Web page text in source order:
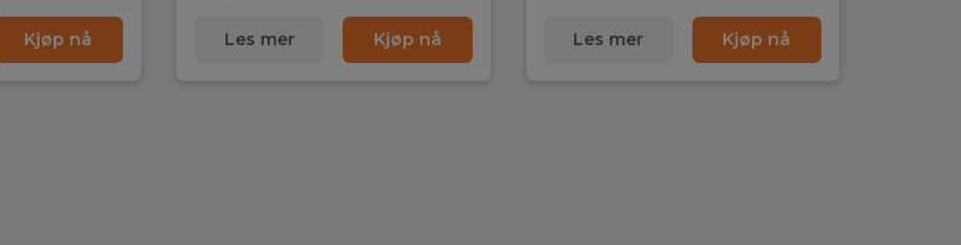
Kjøp nå Les mer Kjøp nå Les mer Kjøp nå